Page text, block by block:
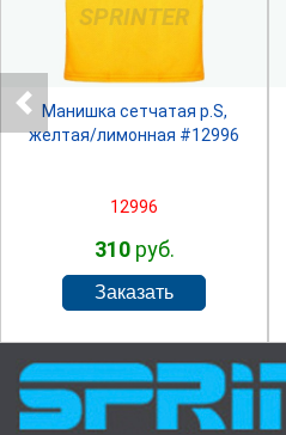
SPRINTER
Манишка сетчатая р.S,
желтая/лимонная #12996
12996
310руб.